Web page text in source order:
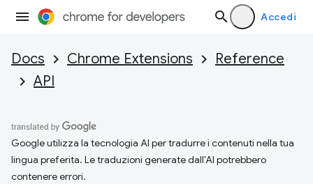
Accedi
Docs Chrome Extensions
Reference
API
Google utilizza la tecnologia AI per tradurre i contenuti nella tua
lingua preferita. Le traduzioni generate dall'AI potrebbero
contenere errori.